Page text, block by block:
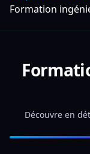
Formation
Découvre en